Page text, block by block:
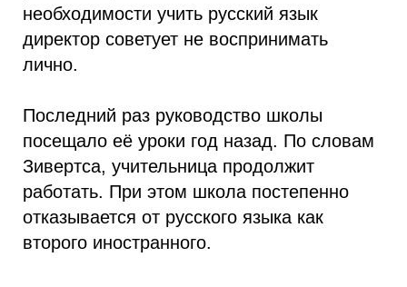
необходимости учить русский язык
директор советует не воспринимать
лично.
Последний раз руководство школы
посещало её уроки год назад. По словам
Зивертса, учительница продолжит
работать. При этом школа постепенно
отказывается от русского языка как
второго иностранного.